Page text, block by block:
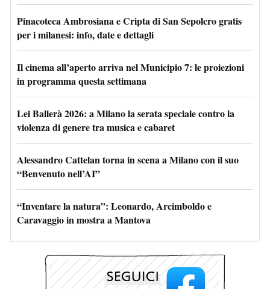
Pinacoteca Ambrosiana e Cripta di San Sepolcro gratis
per i milanesi: info, date e dettagli
Il cinema all’aperto arriva nel Municipio 7: le proiezioni
in programma questa settimana
Lei Ballerà 2026: a Milano la serata speciale contro la
violenza di genere tra musica e cabaret
Alessandro Cattelan torna in scena a Milano con il suo
“Benvenuto nell’AI”
“Inventare la natura”: Leonardo, Arcimboldo e
Caravaggio in mostra a Mantova